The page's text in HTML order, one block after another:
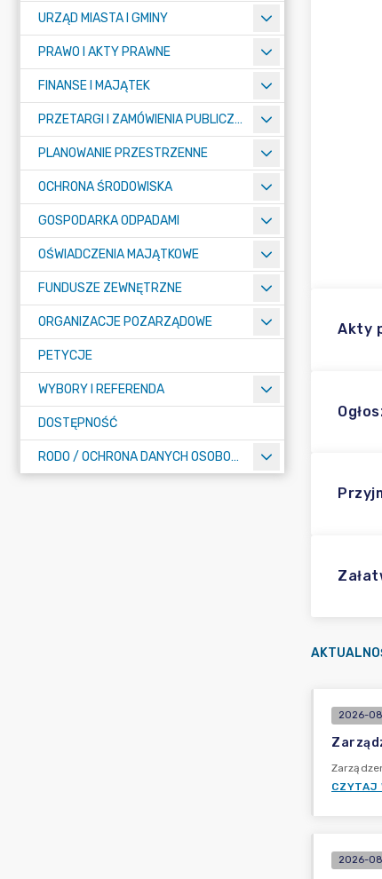
URZĄD MIASTA I GMINY
PRAWO I AKTY PRAWNE
FINANSE I MAJĄTEK
PRZETARGI I ZAMÓWIENIA PUBLICZNE
PLANOWANIE PRZESTRZENNE
OCHRONA ŚRODOWISKA
GOSPODARKA ODPADAMI
OŚWIADCZENIA MAJĄTKOWE
FUNDUSZE ZEWNĘTRZNE
ORGANIZACJE POZARZĄDOWE
PETYCJE
WYBORY I REFERENDA
DOSTĘPNOŚĆ
RODO / OCHRONA DANYCH OSOBOWYCH
Akty
2026-
CZYTAJ
2026-